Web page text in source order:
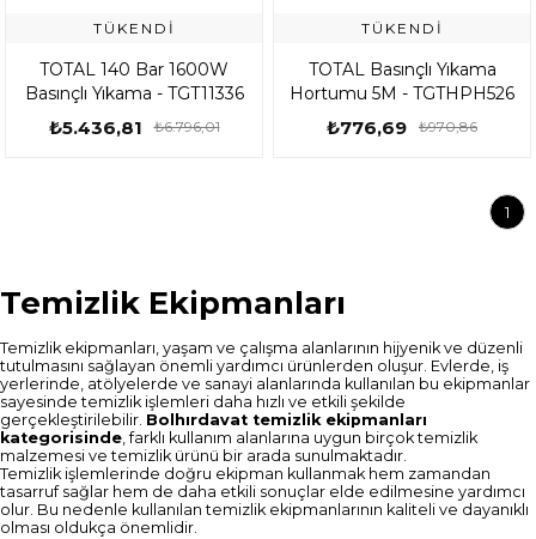
TÜKENDI
TOTAL 140 Bar 1600W
Basınçlı Yıkama - TGT11336
₺5.436,81 ₺6.796,01
TÜKENDI
TOTAL Basınçlı Yıkama
Hortumu 5M - TGTHPH526
₺776,69 ₺970,86
1
Temizlik Ekipmanları
Temizlik ekipmanları, yaşam ve çalışma alanlarının hijyenik ve düzenli
tutulmasını sağlayan önemli yardımcı ürünlerden oluşur. Evlerde, iş
yerlerinde, atölyelerde ve sanayi alanlarında kullanılan bu ekipmanlar
sayesinde temizlik işlemleri daha hızlı ve etkili şekilde
gerçekleştirilebilir. Bolhırdavat temizlik ekipmanları
kategorisinde, farklı kullanım alanlarına uygun birçok temizlik
malzemesi ve temizlik ürünü bir arada sunulmaktadır.
Temizlik işlemlerinde doğru ekipman kullanmak hem zamandan
tasarruf sağlar hem de daha etkili sonuçlar elde edilmesine yardımcı
olur. Bu nedenle kullanılan temizlik ekipmanlarının kaliteli ve dayanıklı
olması oldukça önemlidir.